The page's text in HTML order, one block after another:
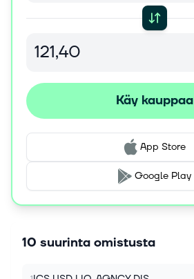
Käy kauppaa
App Store
Google Play
10 suurinta omistusta